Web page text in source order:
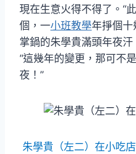
現在生意火得不得了。“
個，一小班教學年掙個十
掌鍋的朱學貴滿頭年夜汗
“這幾年的變更，那可不
夜！”
朱學貴（左二）在小吃